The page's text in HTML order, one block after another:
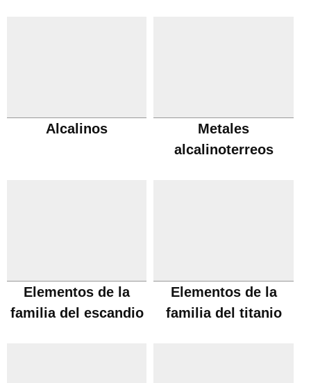
Alcalinos
Metales
alcalinoterreos
Elementos de la
familia del escandio
Elementos de la
familia del titanio